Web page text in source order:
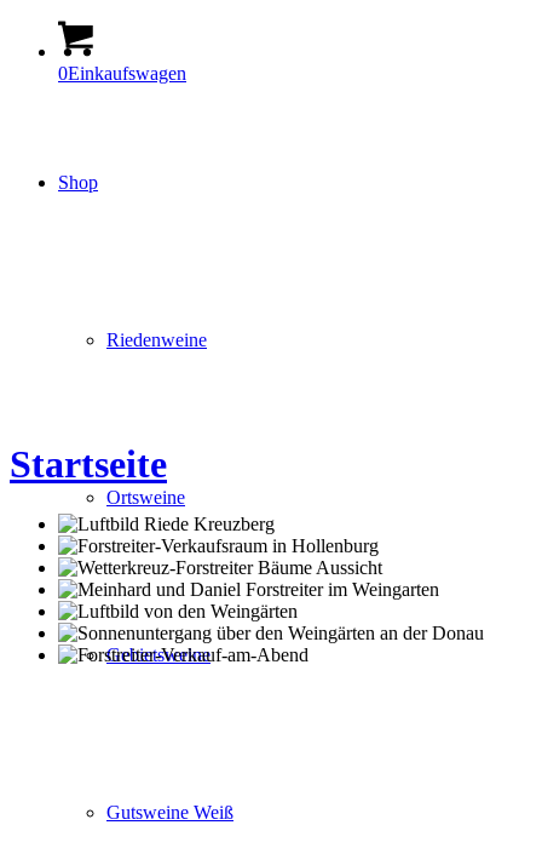
0Einkaufswagen
Shop
Riedenweine
Ortsweine
Gebietsweine
Gutsweine Weiß
Startseite